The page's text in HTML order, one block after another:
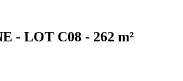
- LOT C08 - 262 m²